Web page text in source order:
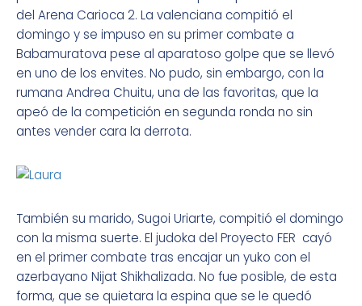
del Arena Carioca 2. La valenciana compitió el
domingo y se impuso en su primer combate a
Babamuratova pese al aparatoso golpe que se llevó
en uno de los envites. No pudo, sin embargo, con la
rumana Andrea Chuitu, una de las favoritas, que la
apeó de la competición en segunda ronda no sin
antes vender cara la derrota.
También su marido, Sugoi Uriarte, compitió el domingo
con la misma suerte. El judoka del Proyecto FER cayó
en el primer combate tras encajar un yuko con el
azerbayano Nijat Shikhalizada. No fue posible, de esta
forma, que se quietara la espina que se le quedó